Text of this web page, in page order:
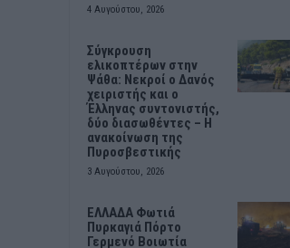
4 Αυγούστου, 2026
Σύγκρουση
ελικοπτέρων στην
Ψάθα: Νεκροί ο Δανός
χειριστής και ο
Έλληνας συντονιστής,
δύο διασωθέντες – Η
ανακοίνωση της
Πυροσβεστικής
3 Αυγούστου, 2026
ΕΛΛΑΔΑ Φωτιά
Πυρκαγιά Πόρτο
Γερμενό Βοιωτία